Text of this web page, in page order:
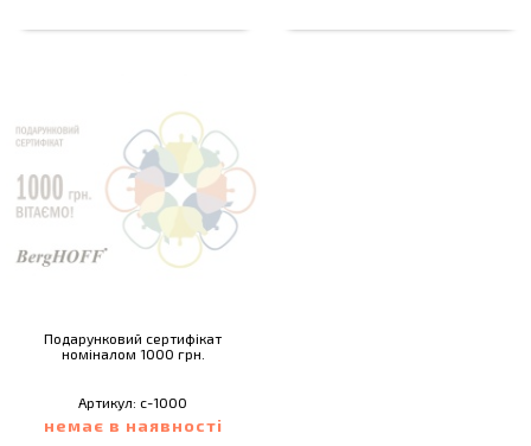
Подарунковий сертифікат
номіналом 1000 грн.
Артикул: c-1000
немає в наявності